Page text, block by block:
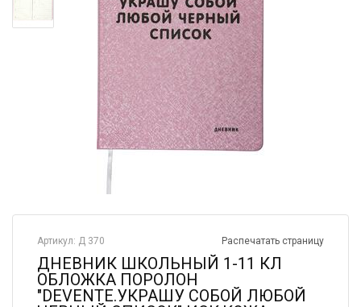
Распечатать страницу
Артикул: Д 370
ДНЕВНИК ШКОЛЬНЫЙ 1-11 КЛ
ОБЛОЖКА ПОРОЛОН
"DEVENTE.УКРАШУ СОБОЙ ЛЮБОЙ